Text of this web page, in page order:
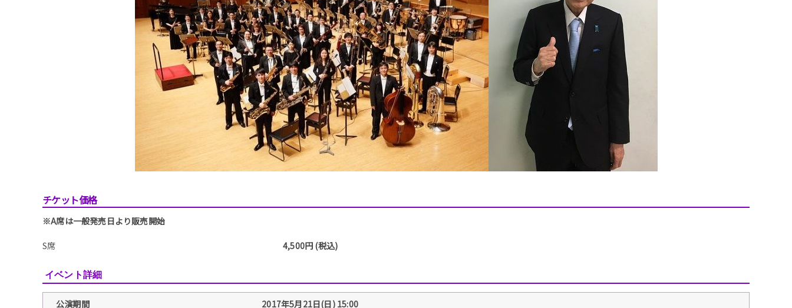
チケット価格
※A席は一般発売日より販売開始
S席 4,500円 (税込)
イベント詳細
公演期間
2017年5月21日(日) 15:00